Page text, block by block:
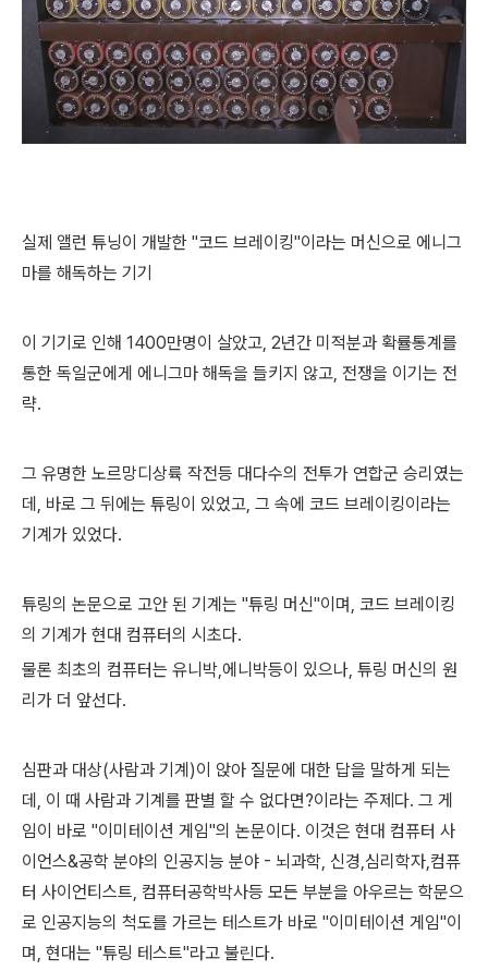
실제 앨런 튜닝이 개발한 "코드 브레이킹"이라는 머신으로 에니그
마를 해독하는 기기
이 기기로 인해 1400만명이 살았고, 2년간 미적분과 확률통계를
통한 독일군에게 에니그마 해독을 들키지 않고, 전쟁을 이기는 전
략.
그 유명한 노르망디상륙 작전등 대다수의 전투가 연합군 승리였는
데, 바로 그 뒤에는 튜링이 있었고, 그 속에 코드 브레이킹이라는
기계가 있었다.
튜링의 논문으로 고안 된 기계는 "튜링 머신"이며, 코드 브레이킹
의 기계가 현대 컴퓨터의 시초다.
물론 최초의 컴퓨터는 유니박,에니박등이 있으나, 튜링 머신의 원
리가 더 앞선다.
심판과 대상(사람과 기계)이 앉아 질문에 대한 답을 말하게 되는
데, 이 때 사람과 기계를 판별 할 수 없다면?이라는 주제다. 그 게
임이 바로 "이미테이션 게임"의 논문이다. 이것은 현대 컴퓨터 사
이언스&공학 분야의 인공지능 분야 - 뇌과학, 신경,심리학자,컴퓨
터 사이언티스트, 컴퓨터공학박사등 모든 부분을 아우르는 학문으
로 인공지능의 척도를 가르는 테스트가 바로 "이미테이션 게임"이
며, 현대는 "튜링 테스트"라고 불린다.